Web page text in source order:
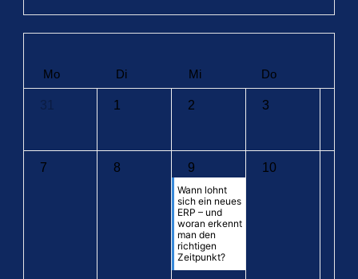
Mo Di Mi Do
31 1 2 3
7 8 9
Wann lohnt
sich ein neues
ERP – und
woran erkennt
man den
richtigen
Zeitpunkt?
10